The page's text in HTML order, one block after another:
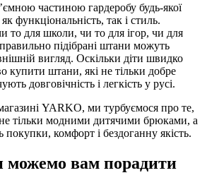
частиною гардеробу будь-якої
функціональність, так і стиль.
то для школи, чи то для ігор, чи для
підібрані штани можуть
вигляд. Оскільки діти швидко
купити штани, які не тільки добре
довговічність і легкість у русі.
YARKO, ми турбуємося про те,
тільки модними дитячими брюками, а
покупки, комфорт і бездоганну якість.
можемо вам порадити